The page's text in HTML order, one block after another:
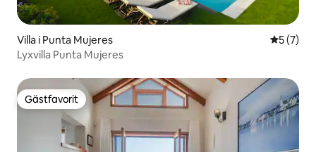
Villa i Punta Mujeres 5 av 5 i
5 (7)
Lyxvilla Punta Mujeres
Gästfavorit
Gästfavorit